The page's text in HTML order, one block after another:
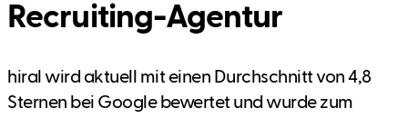
Recruiting-Agentur
hiral wird aktuell mit einen Durchschnitt von 4,8
Sternen bei Google bewertet und wurde zum